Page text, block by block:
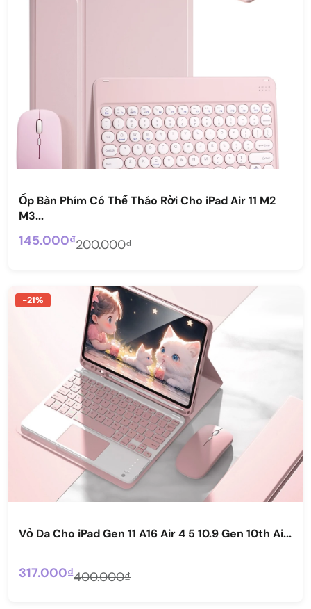
Ốp Bàn Phím Có Thể Tháo Rời Cho iPad Air 11 M2
M3...
145.000₫200.000₫
-21%
Vỏ Da Cho iPad Gen 11 A16 Air 4 5 10.9 Gen 10th Ai...
317.000₫400.000₫